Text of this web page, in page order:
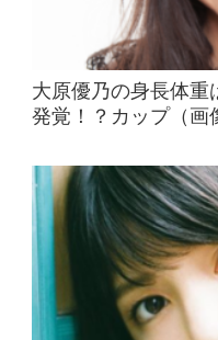
大原優乃の身長体重
発覚！？カップ（画